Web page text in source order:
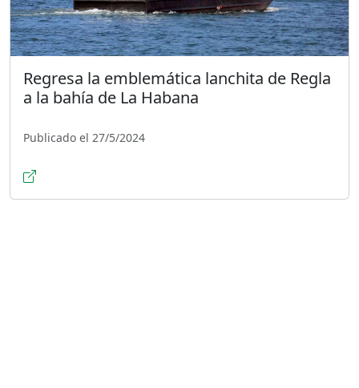
Regresa la emblemática lanchita de Regla
a la bahía de La Habana
Publicado el 27/5/2024